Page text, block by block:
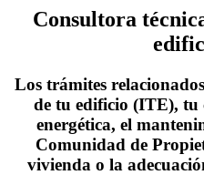
Consultora
Los trámites
de tu edificio (ITE), tu
energética, el
Comunidad de
vivienda o la